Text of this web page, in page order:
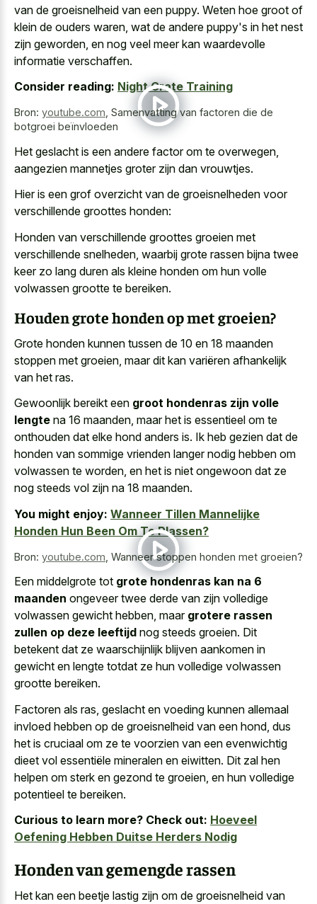
van de groeisnelheid van een puppy. Weten hoe groot of
klein de ouders waren, wat de andere puppy's in het nest
zijn geworden, en nog veel meer kan waardevolle
informatie verschaffen.
Consider reading: Night Crate Training
Bron: youtube.com Samenvatting van factoren die de
botgroei beïnvloeden
Het geslacht is een andere factor om te overwegen,
aangezien mannetjes groter zijn dan vrouwtjes.
Hier is een grof overzicht van de groeisnelheden voor
verschillende groottes honden:
Honden van verschillende groottes groeien met
verschillende snelheden, waarbij grote rassen bijna twee
keer zo lang duren als kleine honden om hun volle
volwassen grootte te bereiken.
Houden grote honden op met groeien?
Grote honden kunnen tussen de 10 en 18 maanden
stoppen met groeien, maar dit kan variëren afhankelijk
van het ras.
Gewoonlijk bereikt een groot hondenras zijn volle
lengte na 16 maanden, maar het is essentieel om te
onthouden dat elke hond anders is. Ik heb gezien dat de
honden van sommige vrienden langer nodig hebben om
volwassen te worden, en het is niet ongewoon dat ze
nog steeds vol zijn na 18 maanden.
You might enjoy: Wanneer Tillen Mannelijke
Honden Hun Been Om Te Plassen?
Bron: youtube.com Wanneer stoppen honden met groeien?
Een middelgrote tot grote hondenras kan na 6
maanden ongeveer twee derde van zijn volledige
volwassen gewicht hebben, maar grotere rassen
zullen op deze leeftijd nog steeds groeien. Dit
betekent dat ze waarschijnlijk blijven aankomen in
gewicht en lengte totdat ze hun volledige volwassen
grootte bereiken.
Factoren als ras, geslacht en voeding kunnen allemaal
invloed hebben op de groeisnelheid van een hond, dus
het is cruciaal om ze te voorzien van een evenwichtig
dieet vol essentiële mineralen en eiwitten. Dit zal hen
helpen om sterk en gezond te groeien, en hun volledige
potentieel te bereiken.
Curious to learn more? Check out: Hoeveel
Oefening Hebben Duitse Herders Nodig
Honden van gemengde rassen
Het kan een beetje lastig zijn om de groeisnelheid van